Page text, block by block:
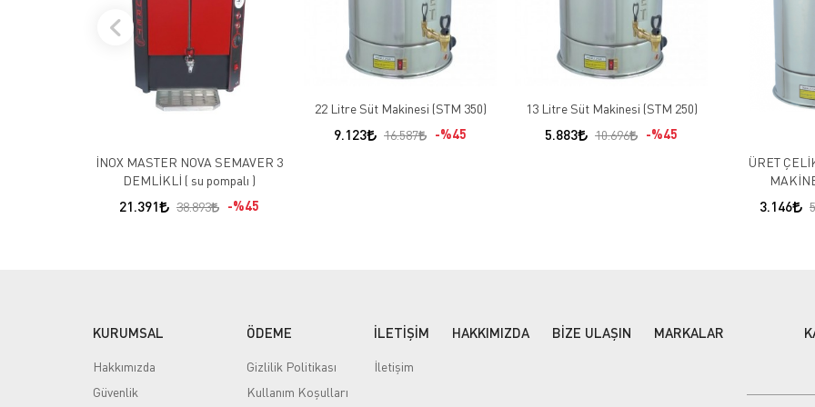
İNOX MASTER NOVA SEMAVER 3
DEMLİKLİ ( su pompalı )
21.391 38.893 %45
22 Litre Süt Makinesi (STM 350)
9.123 16.587 %45
13 Litre Süt Makinesi (STM 250)
5.883 10.696
%45
ÜRET
3.146
KURUMSAL
Hakkımızda
Güvenlik
ÖDEME
Gizlilik Politikası
Kullanım Koşulları
İLETİŞİM
İletişim
HAKKIMIZDA BİZE ULAŞIN MARKALAR